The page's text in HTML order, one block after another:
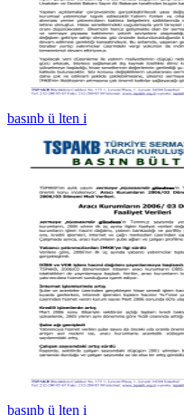
basınb ü lten i
basınb ü lten i